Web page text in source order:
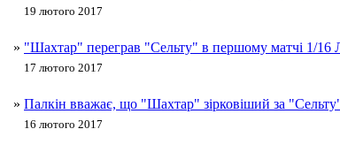
19 лютого 2017
» "Шахтар" переграв "Сельту" в першому матчі 1/
17 лютого 2017
» Палкін вважає, що "Шахтар" зірковіший за
16 лютого 2017